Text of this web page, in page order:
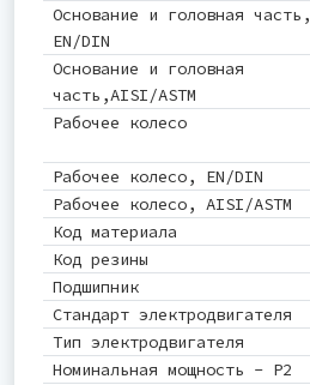
Основание и головная часть,
EN/DIN
Основание и головная
часть,AISI/ASTM
Рабочее колесо
Рабочее колесо, EN/DIN
Рабочее колесо, AISI/ASTM
Код материала
Код резины
Подшипник
Стандарт электродвигателя
Тип электродвигателя
Номинальная мощность - P2